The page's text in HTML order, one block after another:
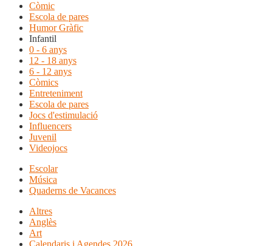
Còmic
Escola de pares
Humor Gràfic
Infantil
0 - 6 anys
12 - 18 anys
6 - 12 anys
Còmics
Entreteniment
Escola de pares
Jocs d'estimulació
Influencers
Juvenil
Videojocs
Escolar
Música
Quaderns de Vacances
Altres
Anglès
Art
Calendaris i Agendes 2026